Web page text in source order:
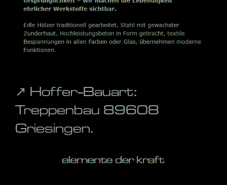
↗️ Hoffer-Bauart:
Treppenbau 89608
Griesingen.